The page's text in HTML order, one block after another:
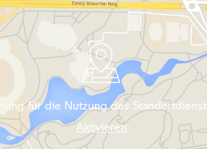
für die Nutzung des
Aktivieren